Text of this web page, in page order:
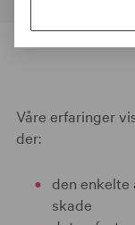
Våre erfaringer
der:
den enkelte
skade